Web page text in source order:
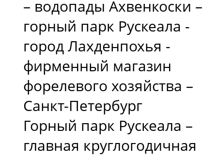
– водопады Ахвенкоски –
горный парк Рускеала -
город Лахденпохья -
фирменный магазин
форелевого хозяйства –
Санкт-Петербург
Горный парк Рускеала –
главная круглогодичная